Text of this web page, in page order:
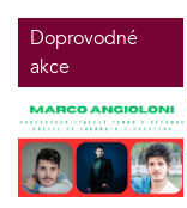
Doprovodné
akce